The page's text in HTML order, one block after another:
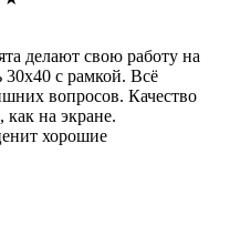
делают свою работу на
30х40 с рамкой. Всё
вопросов. Качество
как на экране.
хорошие